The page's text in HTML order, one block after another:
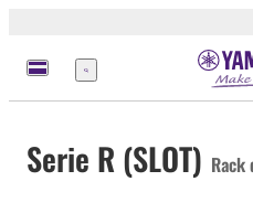
Menú
Serie R (SLOT) Rack